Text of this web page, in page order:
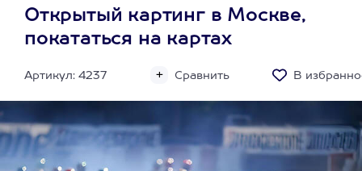
Открытый картинг в Москве,
покататься на картах
Артикул: 4237 Сравнить В